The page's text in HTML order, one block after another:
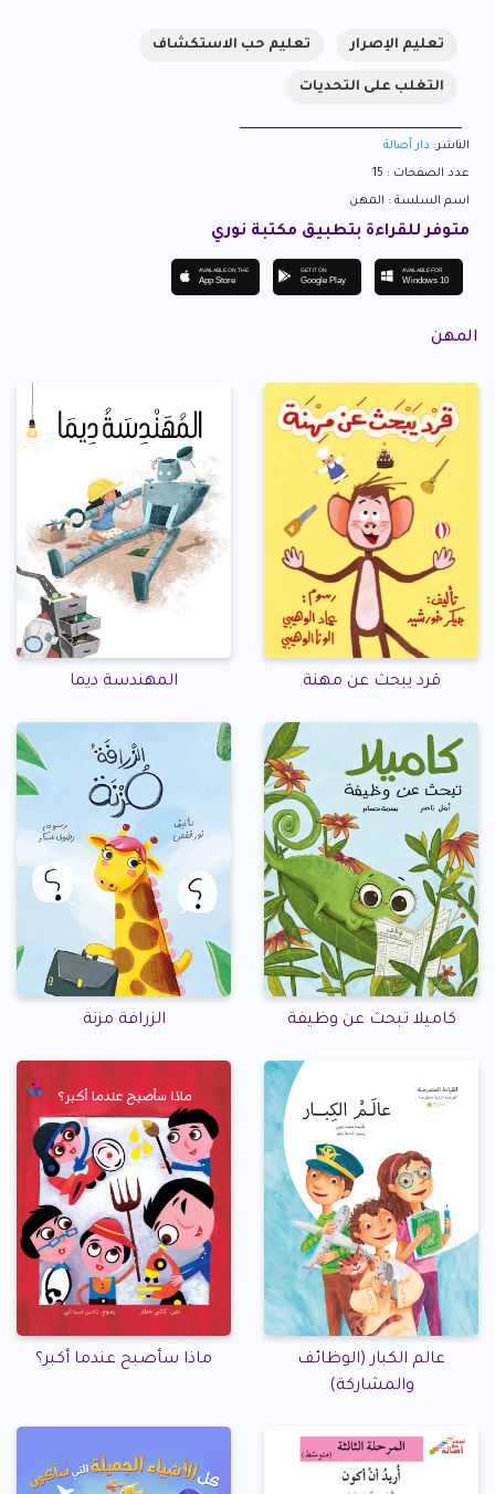
تعليم الإصرار تعليم حب الاستكشاف
التغلب على التحديات
الناشر: دار أصالة
عدد الصفحات : 15
اسم السلسة : المهن
متوفر للقراءة بتطبيق مكتبة نوري
AVAILABLE ON THE
App Store
GET IT ON
Google Play
AVAILABLE FOR
Windows 10
المهن
قرد يبحث عن مهنة المهندسة ديما
كاميلا تبحث عن وظيفة الزرافة مزنة
عالم الكبار (الوظائف
والمشاركة)
ماذا سأصبح عندما أكبر؟